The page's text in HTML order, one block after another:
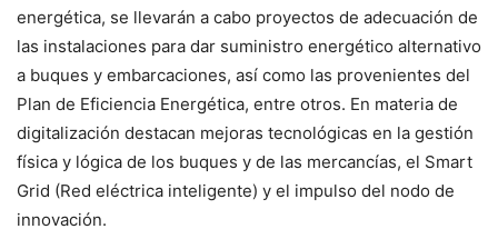
energética, se llevarán a cabo proyectos de adecuación de
las instalaciones para dar suministro energético alternativo
a buques y embarcaciones, así como las provenientes del
Plan de Eficiencia Energética, entre otros. En materia de
digitalización destacan mejoras tecnológicas en la gestión
física y lógica de los buques y de las mercancías, el Smart
Grid (Red eléctrica inteligente) y el impulso del nodo de
innovación.